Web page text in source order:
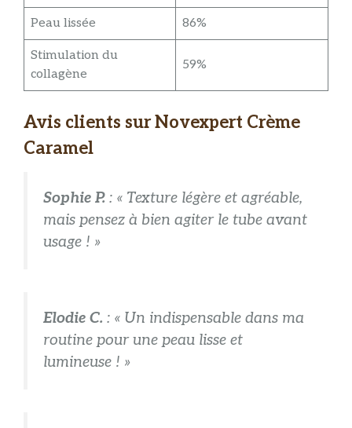
Peau lissée 86%
Stimulation du
collagène
59%
Avis clients sur Novexpert Crème
Caramel
Sophie P. : « Texture légère et agréable,
mais pensez à bien agiter le tube avant
usage ! »
Elodie C. : « Un indispensable dans ma
routine pour une peau lisse et
lumineuse ! »